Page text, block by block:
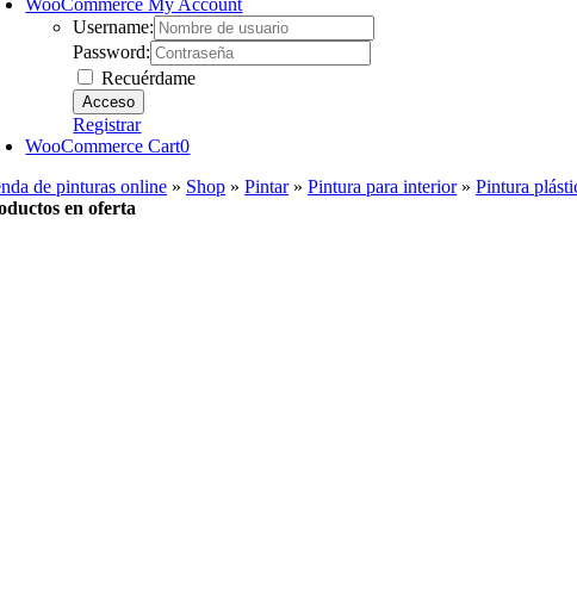
WooCommerce My Account
Username:
Password:
Recuérdame
Registrar
WooCommerce Cart0
de pinturas online » Shop »Pintar»Pintura para interior»Pintura
en oferta